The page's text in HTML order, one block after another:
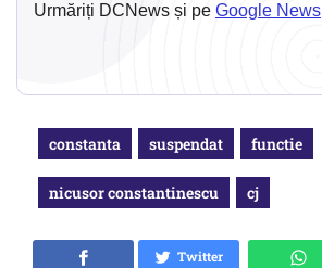
Urmăriți DCNews și pe Google News
constanta suspendat functie
nicusor constantinescu cj
Twitter